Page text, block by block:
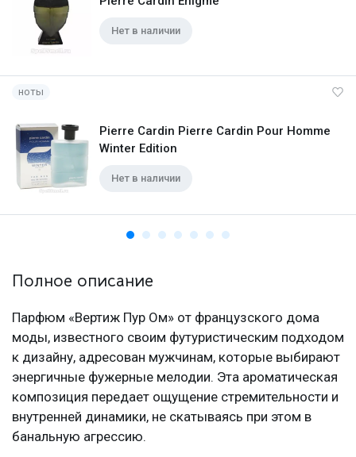
Нет в наличии
ноты
Pierre Cardin Pierre Cardin Pour Homme
Winter Edition
Нет в наличии
Полное описание
Парфюм «Вертиж Пур Ом» от французского дома
моды, известного своим футуристическим подходом
к дизайну, адресован мужчинам, которые выбирают
энергичные фужерные мелодии. Эта ароматическая
композиция передает ощущение стремительности и
внутренней динамики, не скатываясь при этом в
банальную агрессию.